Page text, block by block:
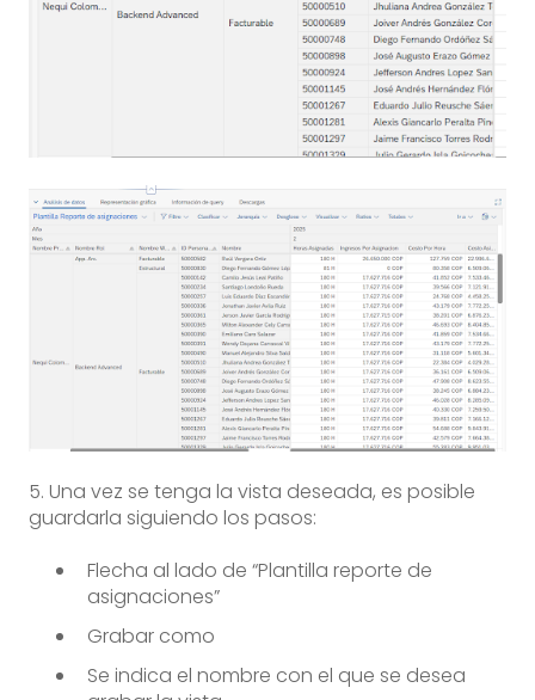
5. Una vez se tenga la vista deseada, es posible
guardarla siguiendo los pasos:
Flecha al lado de “Plantilla reporte de
asignaciones”
Grabar como
Se indica el nombre con el que se desea